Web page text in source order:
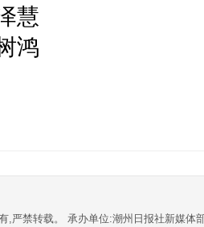
慧
鸿
,严禁转载。 承办单位:潮州日报社新媒体